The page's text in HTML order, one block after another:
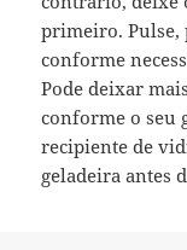
primeiro. Pulse,
conforme
Pode deixar
conforme o seu
recipiente de
geladeira antes